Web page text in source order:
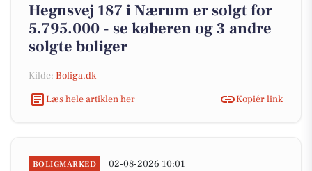
Hegnsvej 187 i Nærum er solgt for
5.795.000 - se køberen og 3 andre
solgte boliger
Kilde: Boliga.dk
Læs hele artiklen her
Kopiér link
BOLIGMARKED 02-08-2026 10:01